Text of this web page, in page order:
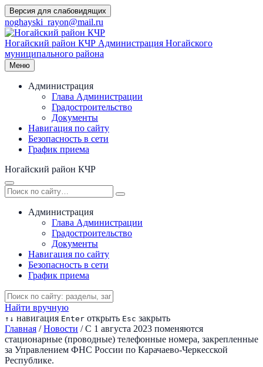
Перейти
к
содержимому
Версия для слабовидящих
noghayski_rayon@mail.ru
Ногайский район КЧР Администрация Ногайского
муниципального района
Меню
Администрация
Глава Администрации
Градостроительство
Документы
Навигация по сайту
Безопасность в сети
График приема
Ногайский район КЧР
Администрация
Глава Администрации
Градостроительство
Документы
Навигация по сайту
Безопасность в сети
График приема
Найти вручную
↑ ↓ навигация Enter открыть Esc закрыть
Главная / Новости / С 1 августа 2023 поменяются
стационарные (проводные) телефонные номера, закрепленные
за Управлением ФНС России по Карачаево-Черкесской
Республике.